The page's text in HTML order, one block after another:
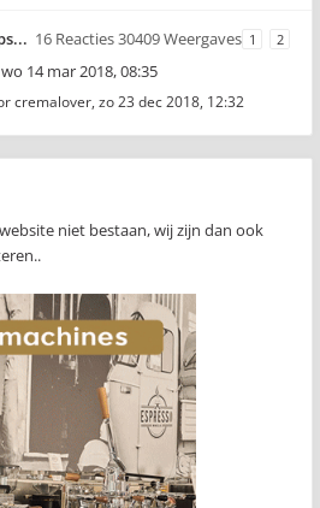
16 Reacties 30409 Weergaves 1 2
wo 14 mar 2018, 08:35
cremalover, zo 23 dec 2018, 12:32
niet bestaan, wij zijn dan ook